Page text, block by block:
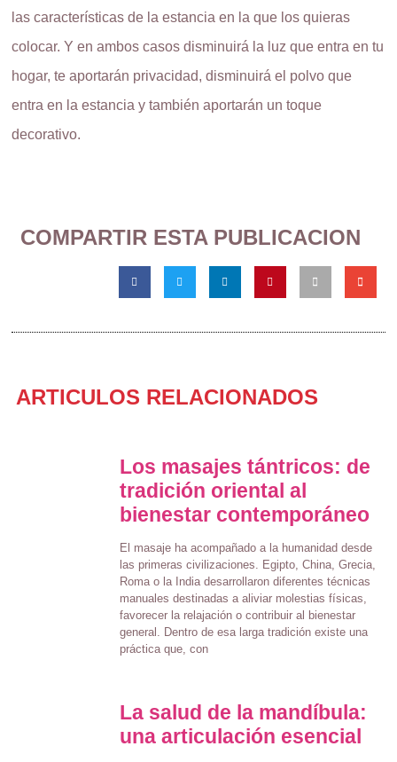
las características de la estancia en la que los quieras
colocar. Y en ambos casos disminuirá la luz que entra en tu
hogar, te aportarán privacidad, disminuirá el polvo que
entra en la estancia y también aportarán un toque
decorativo.
COMPARTIR ESTA PUBLICACION
ARTICULOS RELACIONADOS
Los masajes tántricos: de
tradición oriental al
bienestar contemporáneo
El masaje ha acompañado a la humanidad desde
las primeras civilizaciones. Egipto, China, Grecia,
Roma o la India desarrollaron diferentes técnicas
manuales destinadas a aliviar molestias físicas,
favorecer la relajación o contribuir al bienestar
general. Dentro de esa larga tradición existe una
práctica que, con
La salud de la mandíbula:
una articulación esencial